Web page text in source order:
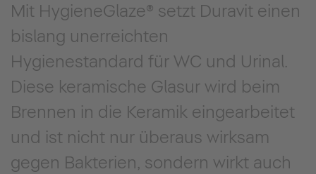
Mit HygieneGlaze® setzt Duravit einen
bislang unerreichten
Hygienestandard für WC und Urinal.
Diese keramische Glasur wird beim
Brennen in die Keramik eingearbeitet
und ist nicht nur überaus wirksam
gegen Bakterien, sondern wirkt auch